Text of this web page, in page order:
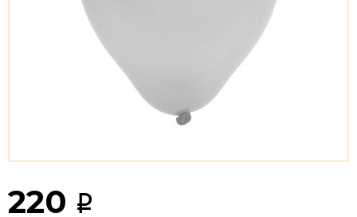
220